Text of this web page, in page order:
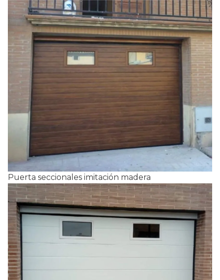
Puerta seccionales imitación madera